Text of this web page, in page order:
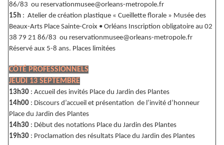
86/83 ou reservationmusee@orleans-metropole.fr
15h : Atelier de création plastique « Cueillette florale » Musée des
Beaux-Arts Place Sainte-Croix • Orléans Inscription obligatoire au 02
38 79 21 86/83 ou reservationmusee@orleans-metropole.fr
Réservé aux 5-8 ans. Places limitées
CÔTÉ PROFESSIONNELS
JEUDI 13 SEPTEMBRE
13h30 : Accueil des invités Place du Jardin des Plantes
14h00 : Discours d’accueil et présentation de l’invité d’honneur
Place du Jardin des Plantes
14h30 : Début des notations Place du Jardin des Plantes
19h30 : Proclamation des résultats Place du Jardin des Plantes